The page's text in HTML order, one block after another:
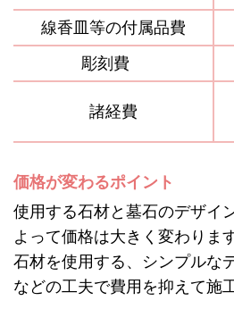
線香皿等の付属品費
彫刻費
諸経費
価格が変わるポイント
使用する石材と墓石のデザイ
よって価格は大きく変わりま
石材を使用する、シンプルな
などの工夫で費用を抑えて施